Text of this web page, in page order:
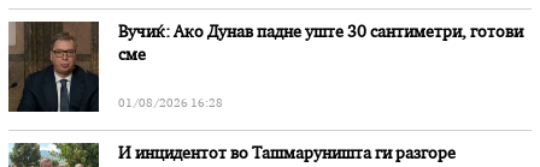
Вучиќ: Ако Дунав падне уште 30 сантиметри, готови
сме
01/08/2026 16:28
И инцидентот во Ташмаруништa ги разгоре